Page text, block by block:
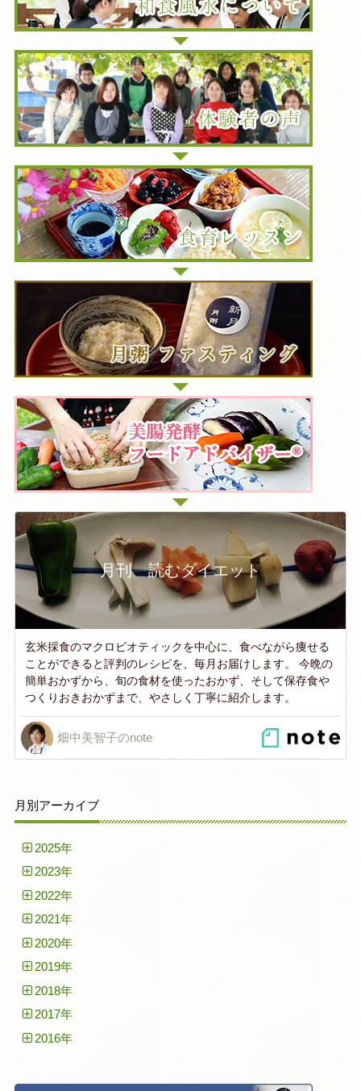
月刊 読むダイエット
玄米採食のマクロビオティックを中心に、食べながら痩せる
ことができると評判のレシピを、毎月お届けします。 今晩の
簡単おかずから、旬の食材を使ったおかず、そして保存食や
つくりおきおかずまで、やさしく丁寧に紹介します。
畑中美智子のnote
月別アーカイブ
2025年
2023年
2022年
2021年
2020年
2019年
2018年
2017年
2016年